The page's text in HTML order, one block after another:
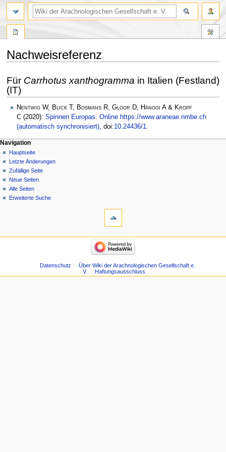
Nachweisreferenz
Navigation
springen
Suche
springen
Für Carrhotus xanthogramma in Italien (Festland)
(IT)
Nentwig W, Blick T, Bosmans R, Gloor D, Hänggi A & Kropf
C (2020): Spinnen Europas. Online https://www.araneae.nmbe.ch
(automatisch synchronisiert), doi:10.24436/1.
Navigation
Hauptseite
Letzte Änderungen
Zufällige Seite
Neue Seiten
Alle Seiten
Erweiterte Suche
Datenschutz
Über Wiki der Arachnologischen Gesellschaft e.
V.
Haftungsausschluss